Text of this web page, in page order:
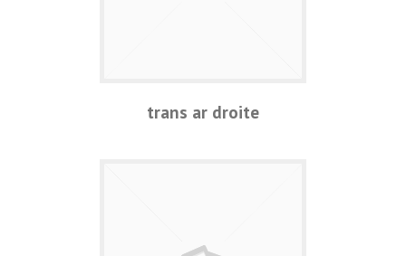
trans ar droite